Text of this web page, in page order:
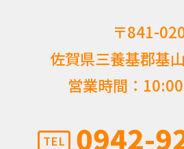
〒841-
佐賀県三養基郡基
営業時間：
0942-